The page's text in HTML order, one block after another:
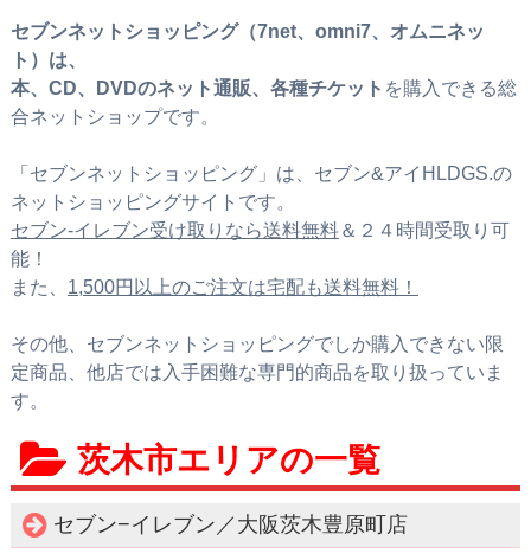
セブンネットショッピング（7net、omni7、オムニネッ
ト）は、
本、CD、DVDのネット通販、各種チケット を購入できる総
合ネットショップです。
「セブンネットショッピング」は、セブン&アイHLDGS.の
ネットショッピングサイトです。
セブン‐イレブン受け取りなら送料無料＆２４時間受取り可
能！
また、 1,500円以上のご注文は宅配も送料無料！
その他、セブンネットショッピングでしか購入できない限
定商品、他店では入手困難な専門的商品を取り扱っていま
す。
茨木市エリアの一覧
セブン−イレブン／大阪茨木豊原町店